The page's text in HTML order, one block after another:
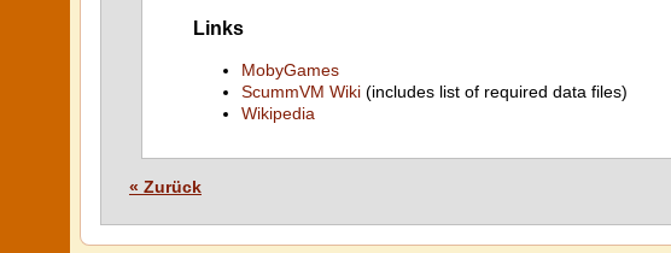
Links
MobyGames
ScummVM Wiki (includes list of required data files)
Wikipedia
« Zurück